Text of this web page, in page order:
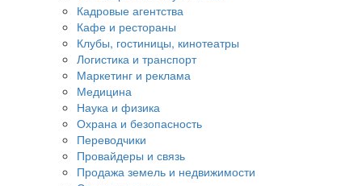
Кадровые агентства
Кафе и рестораны
Клубы, гостиницы, кинотеатры
Логистика и транспорт
Маркетинг и реклама
Медицина
Наука и физика
Охрана и безопасность
Переводчики
Провайдеры и связь
Продажа земель и недвижимости